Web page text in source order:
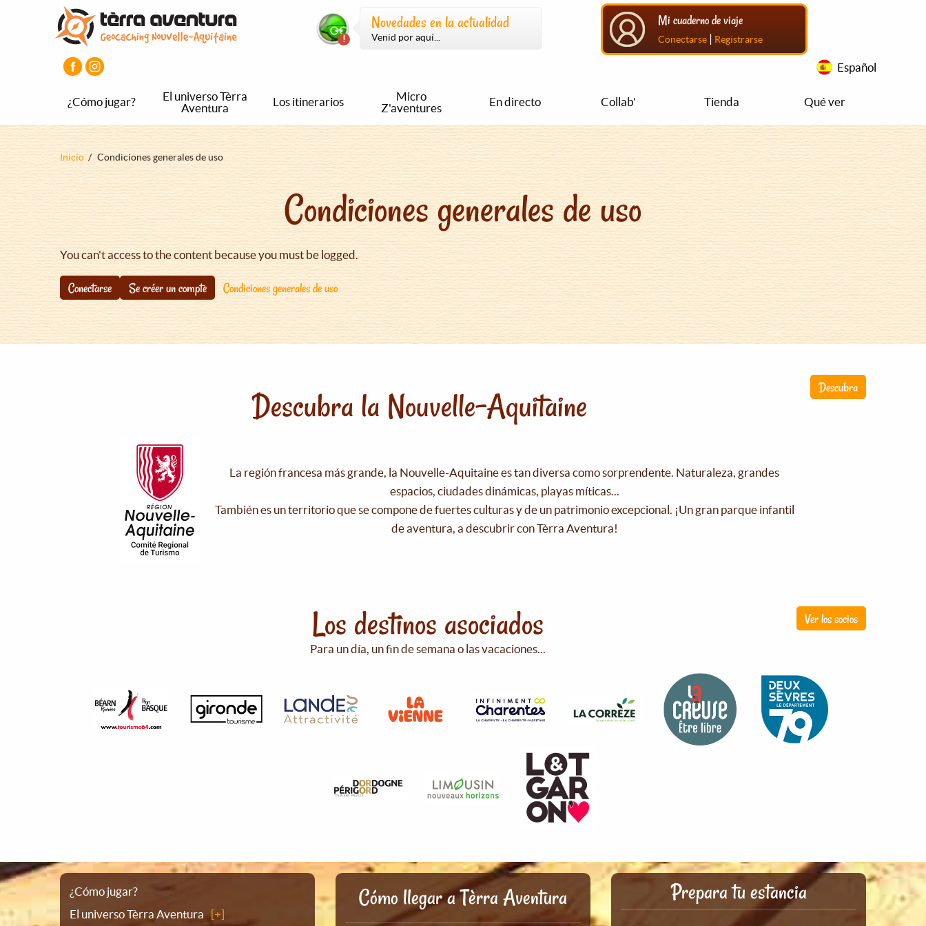
Novedades en la actualidad
Venid por aquí...
Mi cuaderno de viaje
Conectarse | Registrarse
Español
¿Cómo jugar?
El universo Tèrra
Aventura
Los itinerarios
Micro
Z'aventures
En directo Collab' Tienda Qué ver
Sobrescribir
ayuda
la
navegación
Inicio Condiciones generales de uso
Condiciones generales de uso
You can't access to the content because you must be logged.
Conectarse Se créer un compte Condiciones generales de uso
Descubra
Descubra la Nouvelle-Aquitaine
La región francesa más grande, la Nouvelle-Aquitaine es tan diversa como sorprendente. Naturaleza, grandes
espacios, ciudades dinámicas, playas míticas...
También es un territorio que se compone de fuertes culturas y de un patrimonio excepcional. ¡Un gran parque infantil
de aventura, a descubrir con Tèrra Aventura!
Ver los socios
Los destinos asociados
Para un día, un fin de semana o las vacaciones...
Plano
¿Cómo jugar?
El universo Tèrra Aventura
Cómo llegar a Tèrra Aventura Prepara tu estancia